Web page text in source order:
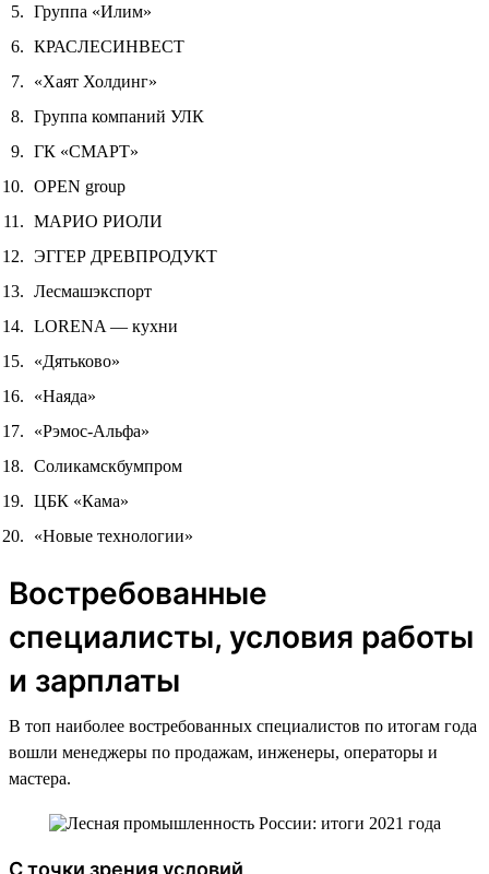
Группа «Илим»
КРАСЛЕСИНВЕСТ
«Хаят Холдинг»
Группа компаний УЛК
ГК «СМАРТ»
OPEN group
МАРИО РИОЛИ
ЭГГЕР ДРЕВПРОДУКТ
Лесмашэкспорт
LORENA — кухни
«Дятьково»
«Наяда»
«Рэмос-Альфа»
Соликамскбумпром
ЦБК «Кама»
«Новые технологии»
Востребованные
специалисты, условия работы
и зарплаты
В топ наиболее востребованных специалистов по итогам года
вошли менеджеры по продажам, инженеры, операторы и
мастера.
С точки зрения условий